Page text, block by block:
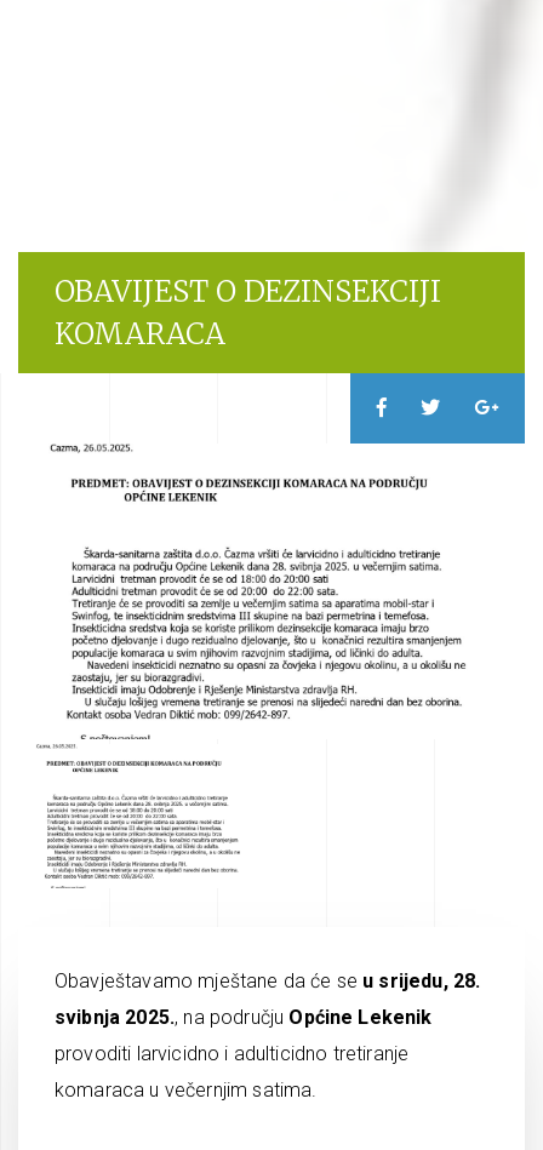
OBAVIJEST O DEZINSEKCIJI
KOMARACA
Obavještavamo mještane da će se u srijedu, 28.
svibnja 2025., na području Općine Lekenik
provoditi larvicidno i adulticidno tretiranje
komaraca u večernjim satima.